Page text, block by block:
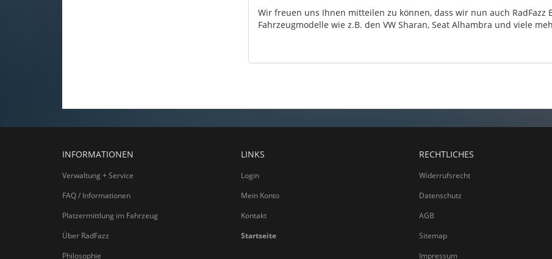
Wir freuen uns Ihnen mitteilen zu können, dass wir nun auch RadFazz
Fahrzeugmodelle wie z.B. den VW Sharan, Seat Alhambra und viele
INFORMATIONEN
Verwaltung + Service
FAQ / Informationen
Platzermittlung im Fahrzeug
Über RadFazz
Philosophie
LINKS
Login
Mein Konto
Kontakt
Startseite
RECHTLICHES
Widerrufsrecht
Datenschutz
AGB
Sitemap
Impressum